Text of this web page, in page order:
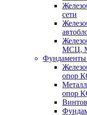
сети
МСЦ,
Фундаменты
опор
опор